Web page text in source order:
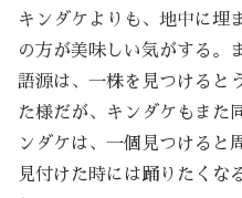
キンダケよりも、地中に埋
の方が美味しい気がする
語源は、一株を見つけると
た様だが、キンダケもまた
ンダケは、一個見つけると
見付けた時には踊りたくな